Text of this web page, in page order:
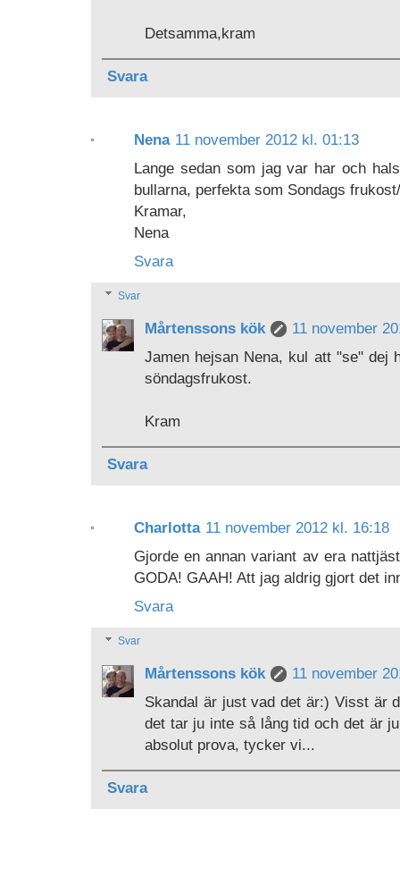
Detsamma,kram
Svara
Nena 11 november 2012 kl. 01:13
Lange sedan som jag var har och
bullarna, perfekta som Sondags
Kramar,
Nena
Svara
Svar
Mårtenssons kök
11 november
Jamen hejsan Nena, kul att "se"
söndagsfrukost.
Kram
Svara
Charlotta 11 november 2012 kl. 16:18
Gjorde en annan variant av era
GODA! GAAH! Att jag aldrig gjort det
Svara
Svar
Mårtenssons kök
11 november
Skandal är just vad det är:) Visst är
det tar ju inte så lång tid och det är
absolut prova, tycker vi...
Svara